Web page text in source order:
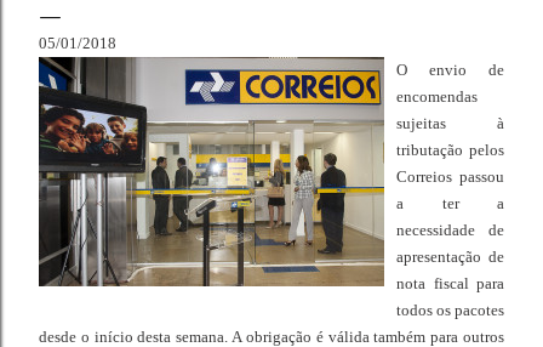
05/01/2018
O envio de
encomendas
sujeitas à
tributação pelos
Correios passou
a ter a
necessidade de
apresentação de
nota fiscal para
todos os pacotes
desde o início desta semana. A obrigação é válida também para outros